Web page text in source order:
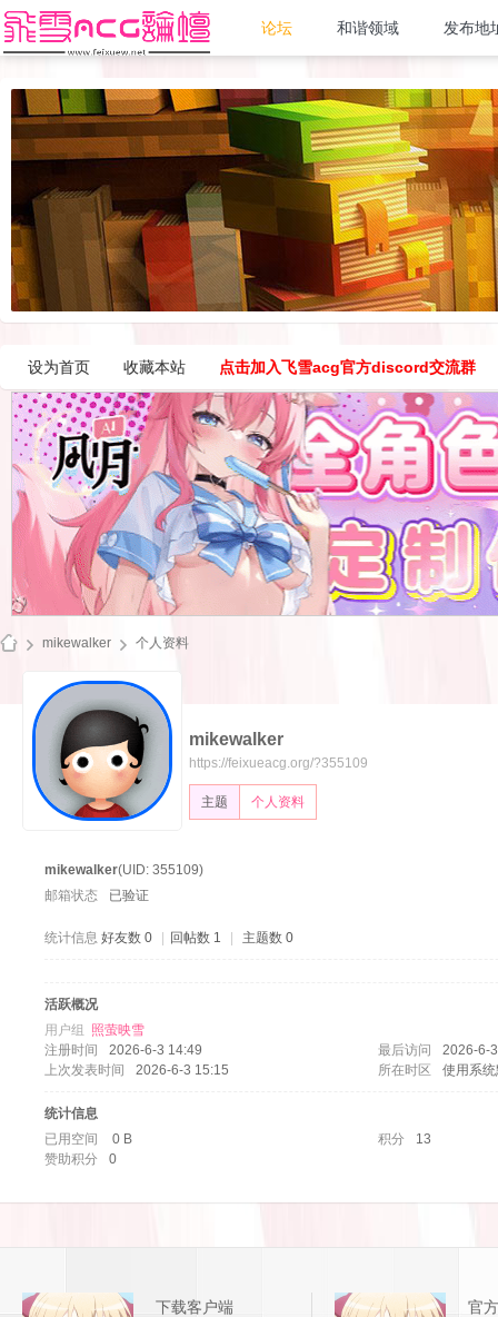
论坛 和谐领域 发布地
设为首页 收藏本站 点击加入飞雪acg官方discord交流群
mikewalker 个人资料
mikewalker
https://feixueacg.org/?355109
主题 个人资料
mikewalker(UID: 355109)
邮箱状态
已验证
统计信息 好友数 0 回帖数 1 主题数 0
活跃概况
用户组 照萤映雪
注册时间
2026-6-3 14:49 最后访问
2026-6-
上次发表时间
2026-6-3 15:15 所在时区 使用系
统计信息
已用空间
0 B 积分
13
赞助积分
0
下载客户端 官